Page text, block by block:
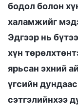
бодол болон
халамжийг
Эдгээр нь
хүн
ярьсан эхний
үгсийн
сэтгэлийнхээ